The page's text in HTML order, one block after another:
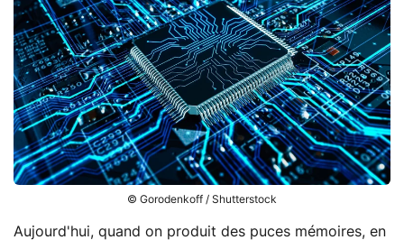
© Gorodenkoff / Shutterstock
Aujourd'hui, quand on produit des puces mémoires, en